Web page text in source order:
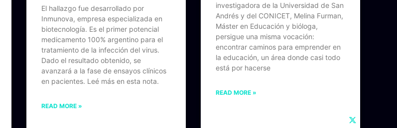
El hallazgo fue desarrollado por
Inmunova, empresa especializada en
biotecnología. Es el primer potencial
medicamento 100% argentino para el
tratamiento de la infección del virus.
Dado el resultado obtenido, se
avanzará a la fase de ensayos clínicos
en pacientes. Leé más en esta nota.
READ MORE »
investigadora de la Universidad de San
Andrés y del CONICET, Melina Furman,
Máster en Educación y bióloga,
persigue una misma vocación:
encontrar caminos para emprender en
la educación, un área donde casi todo
está por hacerse
READ MORE »